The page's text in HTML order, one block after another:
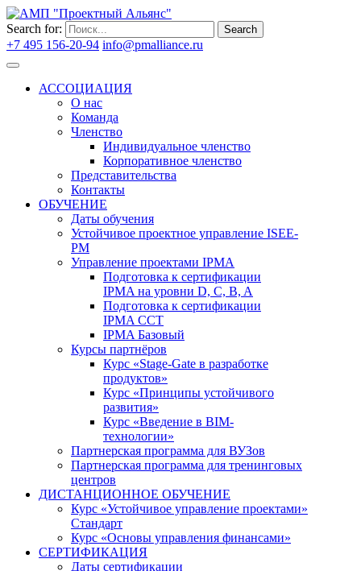
Search for: Search
+7 495 156-20-94 info@pmalliance.ru
АССОЦИАЦИЯ
О нас
Команда
Членство
Индивидуальное членство
Корпоративное членство
Представительства
Контакты
ОБУЧЕНИЕ
Даты обучения
Устойчивое проектное управление ISEE-
PM
Управление проектами IPMA
Подготовка к сертификации
IPMA на уровни D, C, B, A
Подготовка к сертификации
IPMA CCT
IPMA Базовый
Курсы партнёров
Курс «Stage-Gate в разработке
продуктов»
Курс «Принципы устойчивого
развития»
Курс «Введение в BIM-
технологии»
Партнерская программа для ВУЗов
Партнерская программа для тренинговых
центров
ДИСТАНЦИОННОЕ ОБУЧЕНИЕ
Курс «Устойчивое управление проектами»
Стандарт
Курс «Основы управления финансами»
СЕРТИФИКАЦИЯ
Даты сертификации